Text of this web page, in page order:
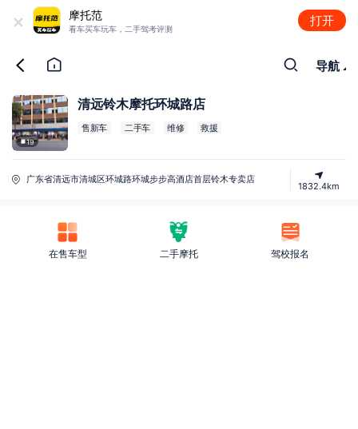
+ 摩托范
看车买车玩车，二手驾考评测
打开
导航
19
清远铃木摩托环城路店
售新车 二手车 维修 救援
广东省清远市清城区环城路环城步步高酒店首层铃木专卖店
1832.4km
在售车型 二手摩托 驾校报名